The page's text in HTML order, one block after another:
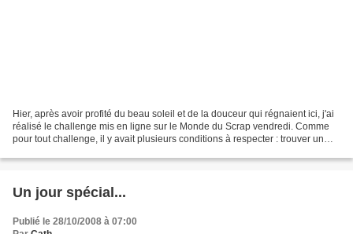
Hier, après avoir profité du beau soleil et de la douceur qui régnaient ici, j'ai
réalisé le challenge mis en ligne sur le Monde du Scrap vendredi. Comme
pour tout challenge, il y avait plusieurs conditions à respecter : trouver un
Un jour spécial...
Publié le 28/10/2008 à 07:00